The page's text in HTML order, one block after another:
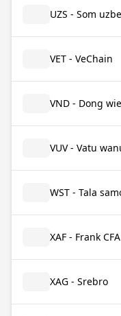
UZS - Som
VET - VeChain
VND - Dong
VUV - Vatu
WST - Tala
XAF - Frank
XAG - Srebro